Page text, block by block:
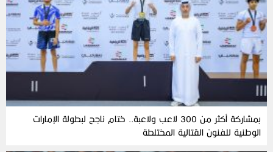
بمشاركة أكثر من 300 لاعب ولاعبة.. ختام ناجح لبطولة الإمارات
الوطنية للفنون القتالية المختلطة